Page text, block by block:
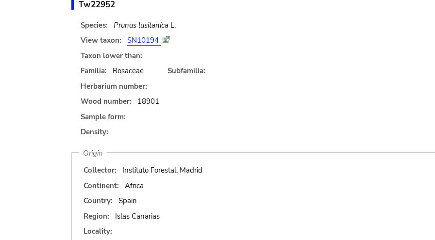
Tw22952
Species: Prunus lusitanica L.
View taxon:
SN10194
Taxon lower than:
Familia:
Rosaceae
Subfamilia:
Herbarium number:
Wood number:
18901
Sample form:
Density:
Origin
Collector:
Instituto Forestal, Madrid
Continent:
Africa
Country:
Spain
Region:
Islas Canarias
Locality: